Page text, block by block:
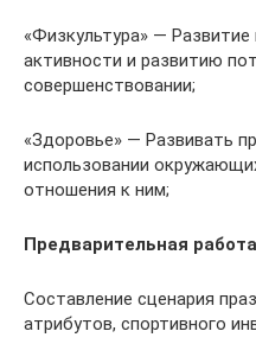
«Физкультура» —
активности и развитию
совершенствовании;
«Здоровье» — Развивать
использовании
отношения к ним;
Предварительная
Составление сценария
атрибутов, спортивного